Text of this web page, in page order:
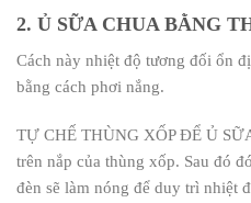
2. Ủ SỮA CHUA BẰNG
Cách này nhiệt độ tương đối ổn
bằng cách phơi nắng.
TỰ CHẾ THÙNG XỐP ĐỂ Ủ
trên nắp của thùng xốp. Sau đó
đèn sẽ làm nóng để duy trì nhiệt